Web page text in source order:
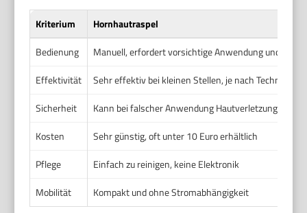
Kriterium
Hornhautraspel
Bedienung
Manuell, erfordert vorsichtige Anwendung und
Effektivität
Sehr effektiv bei kleinen Stellen, je nach Technik
Sicherheit
Kann bei falscher Anwendung Hautverletzungen
Kosten
Sehr günstig, oft unter 10 Euro erhältlich
Pflege
Einfach zu reinigen, keine Elektronik
Mobilität
Kompakt und ohne Stromabhängigkeit